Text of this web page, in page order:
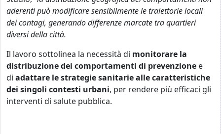
aderenti può modificare sensibilmente le traiettorie locali
dei contagi, generando differenze marcate tra quartieri
diversi della città.
Il lavoro sottolinea la necessità di monitorare la
distribuzione dei comportamenti di prevenzione e
di adattare le strategie sanitarie alle caratteristiche
dei singoli contesti urbani, per rendere più efficaci gli
interventi di salute pubblica.